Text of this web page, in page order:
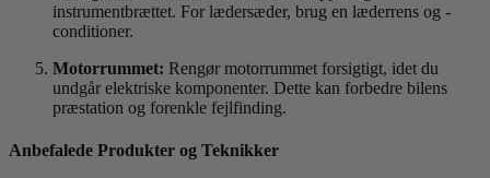
instrumentbrættet. For lædersæder, brug en læderrens og -
conditioner.
Motorrummet: Rengør motorrummet forsigtigt, idet du
undgår elektriske komponenter. Dette kan forbedre bilens
præstation og forenkle fejlfinding.
Anbefalede Produkter og Teknikker